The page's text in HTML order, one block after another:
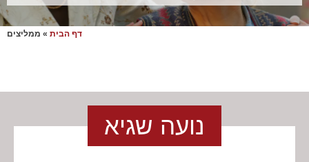
דף הבית » ממליצים
נועה שגיא